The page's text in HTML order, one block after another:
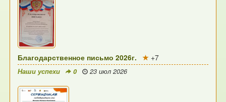
Благодарственное письмо 2026г. +7
Наши успехи 0 23 июл 2026